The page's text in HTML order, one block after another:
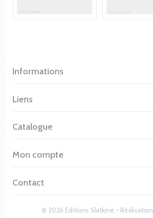
Informations
© 2026 Editions Slatkine - Réalisation
Liens
Catalogue
Mon compte
Contact